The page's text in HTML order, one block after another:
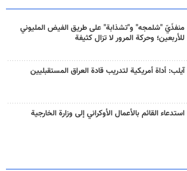
منفذَيّ "شلمجه" و"تشذابة" على طريق الفيض المليوني
للأربعين؛ وحركة المرور لا تزال كثيفة
آيلب: أداة أمريكية لتدريب قادة العراق المستقبليين
استدعاء القائم بالأعمال الأوكراني إلى وزارة الخارجية